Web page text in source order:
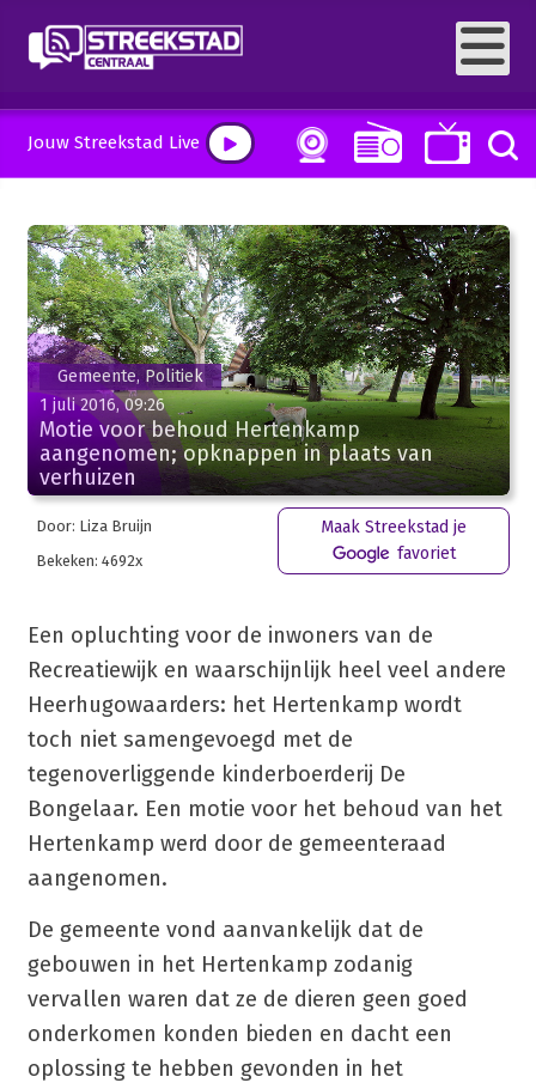
Jouw Streekstad Live
Gemeente, Politiek
1 juli 2016, 09:26
Motie voor behoud Hertenkamp
aangenomen; opknappen in plaats van
verhuizen
Door: Liza Bruijn
Bekeken: 4692x
Maak Streekstad je
favoriet
Een opluchting voor de inwoners van de
Recreatiewijk en waarschijnlijk heel veel andere
Heerhugowaarders: het Hertenkamp wordt
toch niet samengevoegd met de
tegenoverliggende kinderboerderij De
Bongelaar. Een motie voor het behoud van het
Hertenkamp werd door de gemeenteraad
aangenomen.
De gemeente vond aanvankelijk dat de
gebouwen in het Hertenkamp zodanig
vervallen waren dat ze de dieren geen goed
onderkomen konden bieden en dacht een
oplossing te hebben gevonden in het